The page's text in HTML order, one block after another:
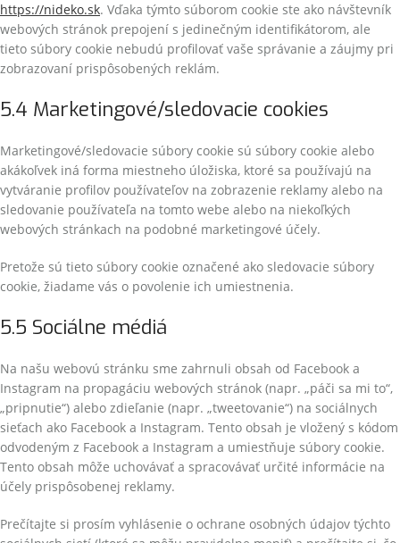
https://nideko.sk. Vďaka týmto súborom cookie ste ako návštevník
webových stránok prepojení s jedinečným identifikátorom, ale
tieto súbory cookie nebudú profilovať vaše správanie a záujmy pri
zobrazovaní prispôsobených reklám.
5.4 Marketingové/sledovacie cookies
Marketingové/sledovacie súbory cookie sú súbory cookie alebo
akákoľvek iná forma miestneho úložiska, ktoré sa používajú na
vytváranie profilov používateľov na zobrazenie reklamy alebo na
sledovanie používateľa na tomto webe alebo na niekoľkých
webových stránkach na podobné marketingové účely.
Pretože sú tieto súbory cookie označené ako sledovacie súbory
cookie, žiadame vás o povolenie ich umiestnenia.
5.5 Sociálne médiá
Na našu webovú stránku sme zahrnuli obsah od Facebook a
Instagram na propagáciu webových stránok (napr. „páči sa mi to“,
„pripnutie“) alebo zdieľanie (napr. „tweetovanie“) na sociálnych
sieťach ako Facebook a Instagram. Tento obsah je vložený s kódom
odvodeným z Facebook a Instagram a umiestňuje súbory cookie.
Tento obsah môže uchovávať a spracovávať určité informácie na
účely prispôsobenej reklamy.
Prečítajte si prosím vyhlásenie o ochrane osobných údajov týchto